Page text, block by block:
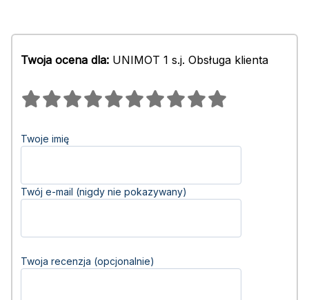
Twoja ocena dla: UNIMOT 1 s.j. Obsługa klienta
Twoje imię
Twój e-mail (nigdy nie pokazywany)
Twoja recenzja (opcjonalnie)